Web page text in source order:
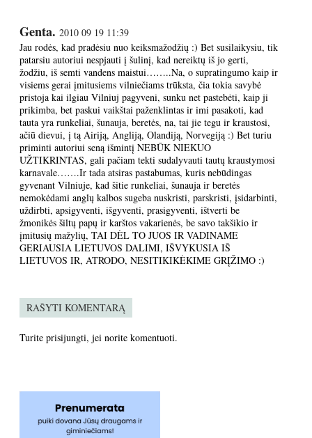
Genta. 2010 09 19 11:39
Jau rodės, kad pradėsiu nuo keiksmažodžių :) Bet susilaikysiu, tik
patarsiu autoriui nespjauti į šulinį, kad nereiktų iš jo gerti,
žodžiu, iš semti vandens maistui……..Na, o supratingumo kaip ir
visiems gerai įmitusiems vilniečiams trūksta, čia tokia savybė
pristoja kai ilgiau Vilniuj pagyveni, sunku net pastebėti, kaip ji
prikimba, bet paskui vaikštai paženklintas ir imi pasakoti, kad
tauta yra runkeliai, šunauja, beretės, na, tai jie tegu ir kraustosi,
ačiū dievui, į tą Airiją, Angliją, Olandiją, Norvegiją :) Bet turiu
priminti autoriui seną išmintį NEBŪK NIEKUO
UŽTIKRINTAS, gali pačiam tekti sudalyvauti tautų kraustymosi
karnavale…….Ir tada atsiras pastabumas, kuris nebūdingas
gyvenant Vilniuje, kad šitie runkeliai, šunauja ir beretės
nemokėdami anglų kalbos sugeba nuskristi, parskristi, įsidarbinti,
uždirbti, apsigyventi, išgyventi, prasigyventi, ištverti be
žmonikės šiltų papų ir karštos vakarienės, be savo takšikio ir
įmitusių mažylių, TAI DĖL TO JUOS IR VADINAME
GERIAUSIA LIETUVOS DALIMI, IŠVYKUSIA IŠ
LIETUVOS IR, ATRODO, NESITIKIKĖKIME GRĮŽIMO :)
RAŠYTI KOMENTARĄ
Turite prisijungti, jei norite komentuoti.